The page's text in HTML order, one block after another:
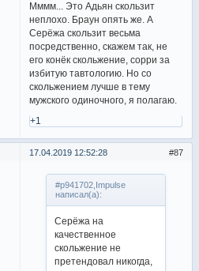
Мммм... Это Адьян скользит
неплохо. Браун опять же. А
Серёжа скользит весьма
посредственно, скажем так, не
его конёк скольжение, сорри за
избитую тавтологию. Но со
скольжением лучше в тему
мужского одиночного, я полагаю.
+1
87
17.04.2019 12:52:28
#p941702,Impulse
написал(а):
Серёжа на
качественное
скольжение не
претендовал никогда,